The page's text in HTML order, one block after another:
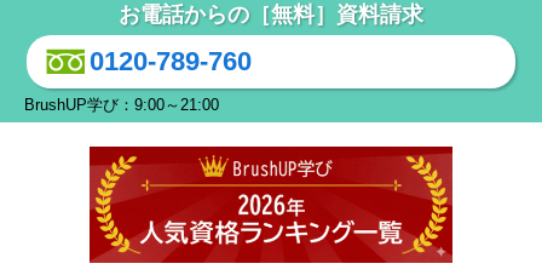
お電話からの［無料］資料請求
0120-789-760
BrushUP学び：9:00～21:00